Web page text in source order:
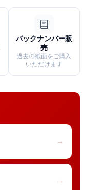
バックナンバー販
売
過去の紙面をご購入
いただけます
→
→